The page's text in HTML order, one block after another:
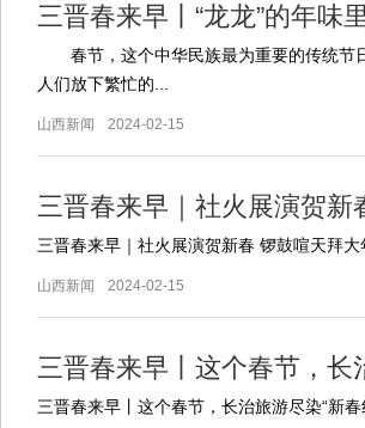
三晋春来早丨“龙龙”的年味
春节，这个中华民族最为重要的传统节
人们放下繁忙的...
山西新闻 2024-02-15
三晋春来早｜社火展演贺新
三晋春来早｜社火展演贺新春 锣鼓喧天拜大
山西新闻 2024-02-15
三晋春来早丨这个春节，长
三晋春来早丨这个春节，长治旅游尽染“新春